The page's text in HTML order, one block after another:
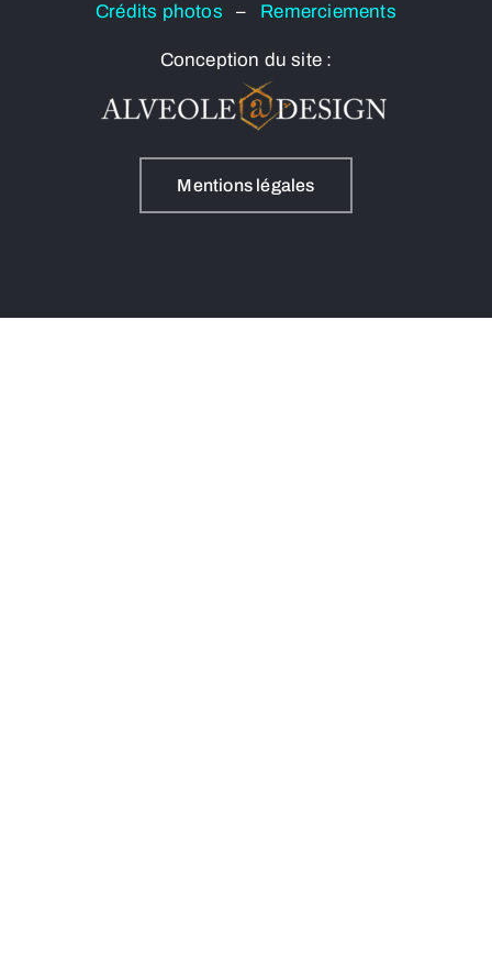
Crédits photos– Remerciements
Conception du site :
Mentions légales